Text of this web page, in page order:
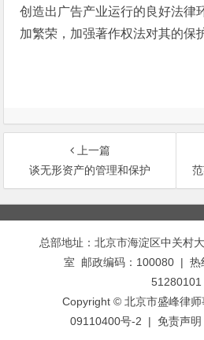
创造出广告产业运行的良好法律
加繁荣，加强著作权法对其的保
上一篇
谈无形资产的管理和保护
范
文
章
总部地址：北京市海淀区中关村
室 邮政编码：100080 | 热
51280101
Copyright © 北京市盛峰律
09110400号-2 | 免责声明